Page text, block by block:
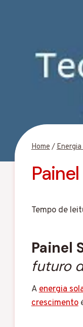
Home/Energia
Tempo de
Painel
futuro
Aenergia
crescimento